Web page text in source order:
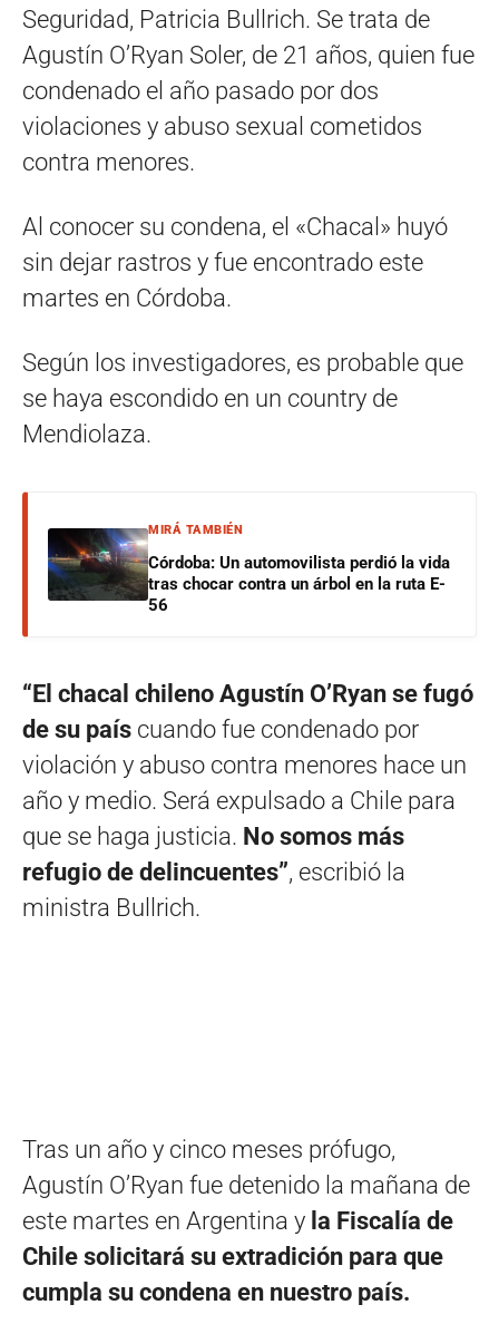
Seguridad, Patricia Bullrich. Se trata de
Agustín O’Ryan Soler, de 21 años, quien fue
condenado el año pasado por dos
violaciones y abuso sexual cometidos
contra menores.
Al conocer su condena, el «Chacal» huyó
sin dejar rastros y fue encontrado este
martes en Córdoba.
Según los investigadores, es probable que
se haya escondido en un country de
Mendiolaza.
MIRÁ TAMBIÉN
Córdoba: Un automovilista perdió la vida
tras chocar contra un árbol en la ruta E-
56
“El chacal chileno Agustín O’Ryan se fugó
de su país cuando fue condenado por
violación y abuso contra menores hace un
año y medio. Será expulsado a Chile para
que se haga justicia. No somos más
refugio de delincuentes”, escribió la
ministra Bullrich.
Tras un año y cinco meses prófugo,
Agustín O’Ryan fue detenido la mañana de
este martes en Argentina y la Fiscalía de
Chile solicitará su extradición para que
cumpla su condena en nuestro país.